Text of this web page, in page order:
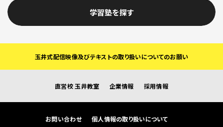
学習塾を探す
玉井式配信映像及びテキストの取り扱いについてのお願い
直営校 玉井教室 企業情報 採用情報
お問い合わせ 個人情報の取り扱いについて